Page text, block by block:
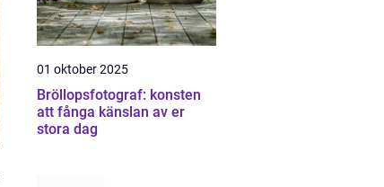
01 oktober 2025
Bröllopsfotograf: konsten
att fånga känslan av er
stora dag